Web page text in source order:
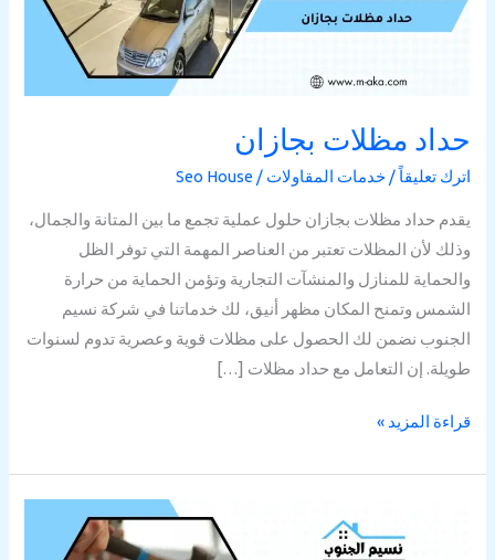
حداد مظلات بجازان
اترك تعليقاً /خدمات المقاولات /
Seo House
يقدم حداد مظلات بجازان حلول عملية تجمع ما بين المتانة والجمال،
وذلك لأن المظلات تعتبر من العناصر المهمة التي توفر الظل
والحماية للمنازل والمنشآت التجارية وتؤمن الحماية من حرارة
الشمس وتمنح المكان مظهر أنيق، لك خدماتنا في شركة نسيم
الجنوب نضمن لك الحصول على مظلات قوية وعصرية تدوم لسنوات
طويلة. إن التعامل مع حداد مظلات […]
قراءة المزيد »